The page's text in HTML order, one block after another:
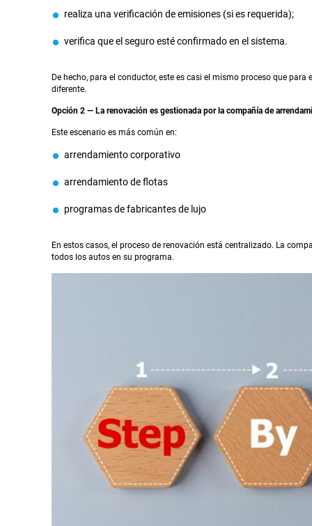
realiza una verificación de emisiones (si es requerida);
verifica que el seguro esté confirmado en el sistema.
De hecho, para el conductor, este es casi el mismo proceso que
diferente.
Opción 2 — La renovación es gestionada por la compañía de
Este escenario es más común en:
arrendamiento corporativo
arrendamiento de flotas
programas de fabricantes de lujo
En estos casos, el proceso de renovación está centralizado. La
todos los autos en su programa.